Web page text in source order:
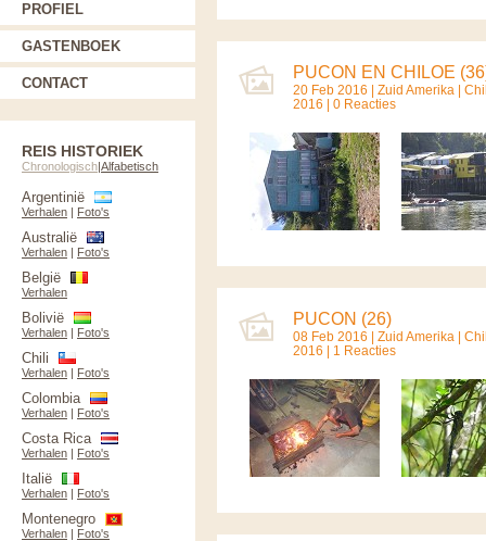
PUCON EN CHILOE
20 Feb 2016 | Zuid Amerika |
2016 | 0 Reacties
PUCON (26)
08 Feb 2016 | Zuid Amerika |
2016 | 1 Reacties
PROFIEL
GASTENBOEK
CONTACT
REIS HISTORIEK
Chronologisch|Alfabetisch
Argentinië
Verhalen | Foto's
Australië
Verhalen | Foto's
België
Verhalen
Bolivië
Verhalen | Foto's
Chili
Verhalen | Foto's
Colombia
Verhalen | Foto's
Costa Rica
Verhalen | Foto's
Italië
Verhalen | Foto's
Montenegro
Verhalen | Foto's